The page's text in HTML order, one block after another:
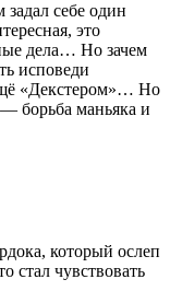
задал себе один
это
дела… Но зачем
исповеди
«Декстером»… Но
борьба маньяка и
который ослеп
стал чувствовать